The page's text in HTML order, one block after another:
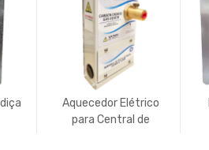
Aquecedor Elétrico
para Central de